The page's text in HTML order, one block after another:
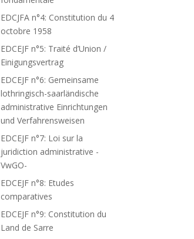
EDCJFA n°4: Constitution du 4
octobre 1958
EDCEJF n°5: Traité d’Union /
Einigungsvertrag
EDCEJF n°6: Gemeinsame
lothringisch-saarländische
administrative Einrichtungen
und Verfahrensweisen
EDCEJF n°7: Loi sur la
juridiction administrative -
VwGO-
EDCEJF n°8: Etudes
comparatives
EDCEJF n°9: Constitution du
Land de Sarre